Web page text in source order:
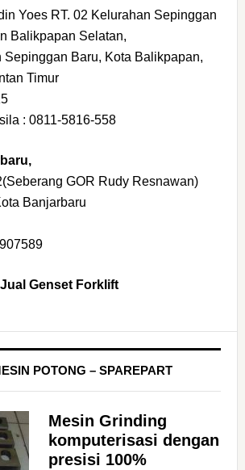
Yoes RT. 02 Kelurahan Sepinggan
Balikpapan Selatan,
Sepinggan Baru, Kota Balikpapan,
Timur
: 0811-5816-558
GOR Rudy Resnawan)
Banjarbaru
Genset Forklift
POTONG – SPAREPART
Mesin Grinding
komputerisasi dengan
presisi 100%